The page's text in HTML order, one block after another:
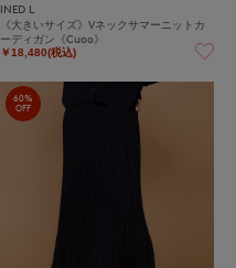
INED L
《大きいサイズ》Vネックサマーニットカ
ーディガン《Cuoo》
￥18,480(税込)
60%
OFF